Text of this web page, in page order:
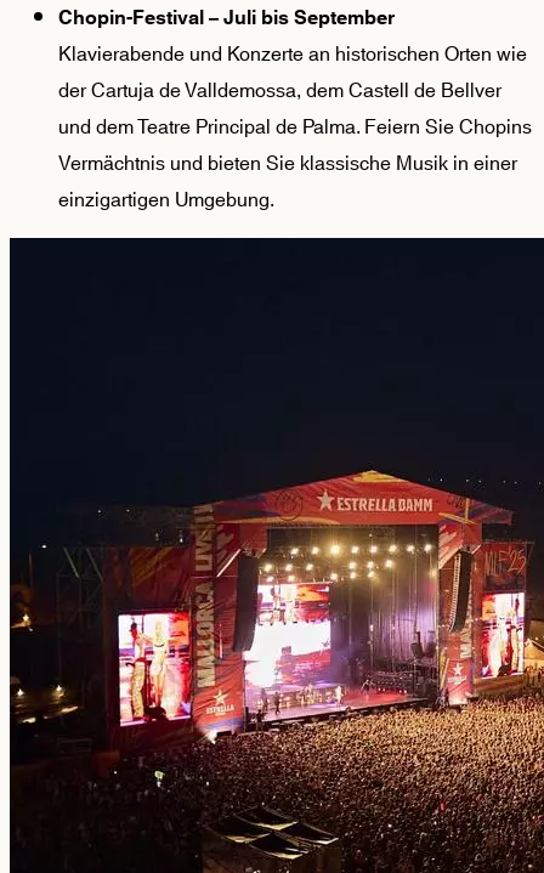
Chopin-Festival – Juli bis September
Klavierabende und Konzerte an historischen Orten wie
der Cartuja de Valldemossa, dem Castell de Bellver
und dem Teatre Principal de Palma. Feiern Sie Chopins
Vermächtnis und bieten Sie klassische Musik in einer
einzigartigen Umgebung.